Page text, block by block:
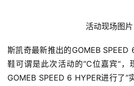
活动现场图片
斯凯奇最新推出的GOMEB SPEED
鞋可谓是此次活动的“C位嘉宾“，
GOMEB SPEED 6 HYPER进行了”